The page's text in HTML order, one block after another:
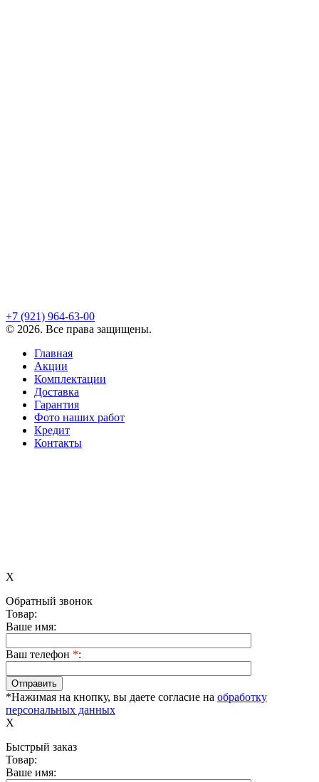
+7 (921) 964-63-00
© 2026. Все права защищены.
Главная
Акции
Комплектации
Доставка
Гарантия
Фото наших работ
Кредит
Контакты
X
Обратный звонок
Товар:
Ваше имя:
Ваш телефон *:
*Нажимая на кнопку, вы даете согласие на обработку
персональных данных
X
Быстрый заказ
Товар:
Ваше имя: